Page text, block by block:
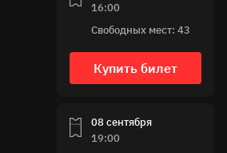
16:00
Свободных мест: 43
Купить билет
08 сентября
19:00